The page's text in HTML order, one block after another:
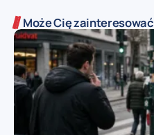
Może Cię zainteresować